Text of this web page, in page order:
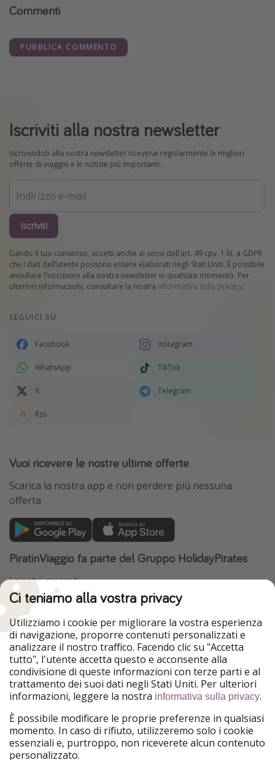
Commenti
PUBBLICA COMMENTO
Iscriviti alla nostra newsletter
Iscrivendoti alla nostra newsletter riceverai regolarmente le migliori
offerte di viaggio e le notizie più importanti.
Iscriviti
Dando il tuo consenso, accetti anche ai sensi dell’art. 49 cpv. 1 lit. a GDPR
che i dati dell’utente possono essere elaborati negli Stati Uniti. È possibile
annullare l'iscrizione alla nostra newsletter in qualsiasi momento. Per
ulteriori informazioni, consultare la nostra informativa sulla privacy.
SEGUICI SU
Facebook Instagram
WhatsApp TikTok
X Telegram
Rss
Vuoi ricevere le nostre ultime offerte
Scarica la nostra app e non perdere più nessuna
offerta
PiratinViaggio fa parte del Gruppo HolidayPirates
I nostri mercati
HolidayPirates
VakantiePiraten
WakacyjniPiraci
Ferienpiraten
Urlaubspiraten
Urlaubspiraten
ViajerosPiratas
TravelPirates
Il nostro gruppo
HolidayPirates Group
Conoscici meglio
Chi siamo
Informazioni legali
Termini d' Uso
Ci teniamo alla vostra privacy
Utilizziamo i cookie per migliorare la vostra esperienza
di navigazione, proporre contenuti personalizzati e
analizzare il nostro traffico. Facendo clic su "Accetta
tutto", l'utente accetta questo e acconsente alla
condivisione di queste informazioni con terze parti e al
trattamento dei suoi dati negli Stati Uniti. Per ulteriori
informazioni, leggere la nostra informativa sulla privacy.
È possibile modificare le proprie preferenze in qualsiasi
momento. In caso di rifiuto, utilizzeremo solo i cookie
essenziali e, purtroppo, non riceverete alcun contenuto
personalizzato.